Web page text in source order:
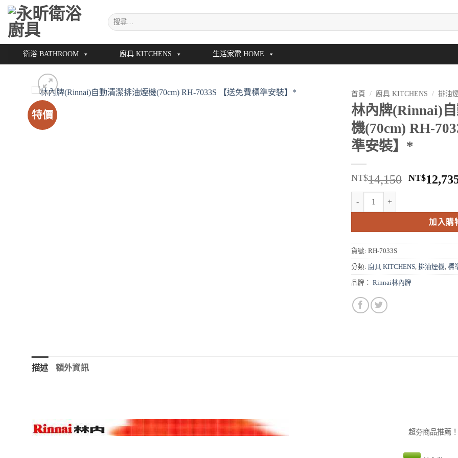
Skip
content
搜
尋
衛浴 BATHROOM 廚具 KITCHENS 生活家電 HOME
特價
首頁 / 廚具 KITCHENS / 排油
林內牌(Rinnai)
機(70cm) RH-
準安裝】*
NT$14,150 原
格：
NT$
加入購
貨號: RH-7033S
分類: 廚具 KITCHENS 排油煙機 標
品牌： Rinnai林內牌
描述 額外資訊
超夯商品推薦！